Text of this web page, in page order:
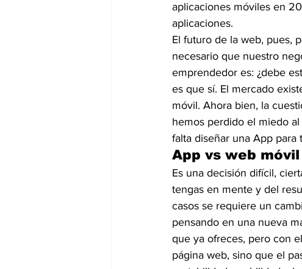
aplicaciones móviles en
aplicaciones.
El futuro de la web, pues,
necesario que nuestro
emprendedor es: ¿debe
es que sí. El mercado
móvil. Ahora bien, la
hemos perdido el miedo
falta diseñar una App para
App vs web móvil
Es una decisión difícil,
tengas en mente y del
casos se requiere un
pensando en una nueva
que ya ofreces, pero con
página web, sino que el